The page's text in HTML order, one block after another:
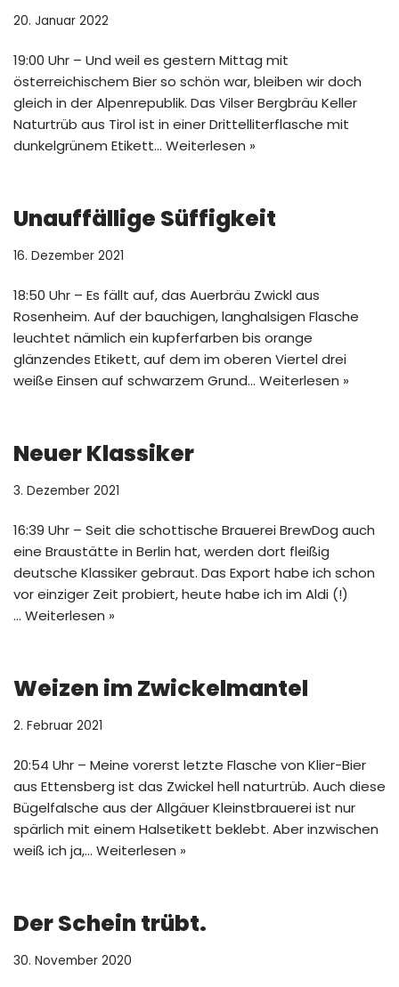
20. Januar 2022
19:00 Uhr – Und weil es gestern Mittag mit
österreichischem Bier so schön war, bleiben wir doch
gleich in der Alpenrepublik. Das Vilser Bergbräu Keller
Naturtrüb aus Tirol ist in einer Drittelliterflasche mit
dunkelgrünem Etikett… Weiterlesen »
Unauffällige Süffigkeit
16. Dezember 2021
18:50 Uhr – Es fällt auf, das Auerbräu Zwickl aus
Rosenheim. Auf der bauchigen, langhalsigen Flasche
leuchtet nämlich ein kupferfarben bis orange
glänzendes Etikett, auf dem im oberen Viertel drei
weiße Einsen auf schwarzem Grund… Weiterlesen »
Neuer Klassiker
3. Dezember 2021
16:39 Uhr – Seit die schottische Brauerei BrewDog auch
eine Braustätte in Berlin hat, werden dort fleißig
deutsche Klassiker gebraut. Das Export habe ich schon
vor einziger Zeit probiert, heute habe ich im Aldi (!)
… Weiterlesen »
Weizen im Zwickelmantel
2. Februar 2021
20:54 Uhr – Meine vorerst letzte Flasche von Klier-Bier
aus Ettensberg ist das Zwickel hell naturtrüb. Auch diese
Bügelfalsche aus der Allgäuer Kleinstbrauerei ist nur
spärlich mit einem Halsetikett beklebt. Aber inzwischen
weiß ich ja,… Weiterlesen »
Der Schein trübt.
30. November 2020